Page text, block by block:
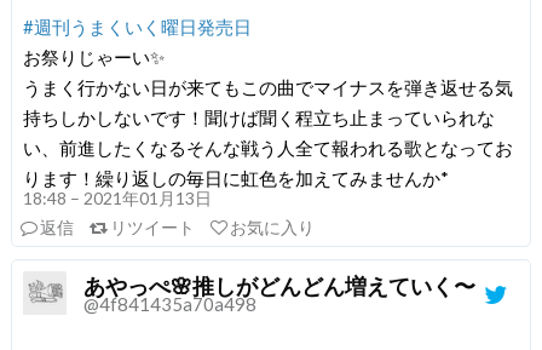
#週刊うまくいく曜日発売日
お祭りじゃーい✨
うまく行かない日が来てもこの曲でマイナスを弾き返せる気
持ちしかしないです！聞けば聞く程立ち止まっていられな
い、前進したくなるそんな戦う人全て報われる歌となってお
ります！繰り返しの毎日に虹色を加えてみませんか*
18:48 – 2021年01月13日
返信
リツイート お気に入り
あやっぺ🌸推しがどんどん増えていく〜
@4f841435a70a498